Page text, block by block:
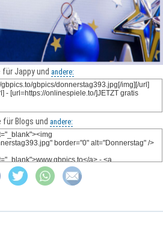
für Jappy und andere:
für Blogs und andere: